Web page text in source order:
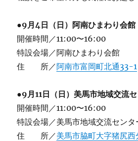
●9月4日（日）阿南ひまわり会館
開催時間／11:00〜16:00
特設会場／阿南ひまわり会館
住 所／阿南市富岡町北通33-1
●9月11日（日）美馬市地域交流
開催時間／11:00〜16:00
特設会場／美馬市地域交流セン
住 所／美馬市脇町大字猪尻西